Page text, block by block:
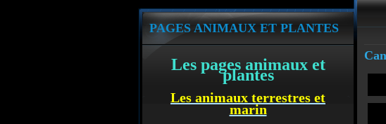
PAGES ANIMAUX ET PLANTES
Les pages animaux et
plantes
Les animaux terrestres et
marin